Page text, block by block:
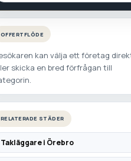
OFFERTFLÖDE
kan välja ett företag
skicka en bred förfrågan till
RELATERADE STÄDER
Takläggare i Örebro